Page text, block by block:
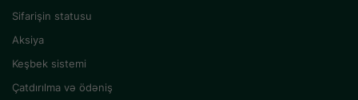
Sifarişin statusu
Aksiya
Keşbek sistemi
Çatdırılma və ödəniş